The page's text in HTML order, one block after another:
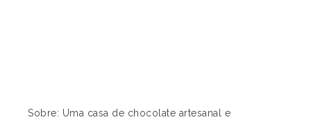
Sobre: Uma casa de chocolate artesanal e